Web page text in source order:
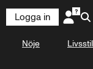
Logga in
Nöje Livsstil